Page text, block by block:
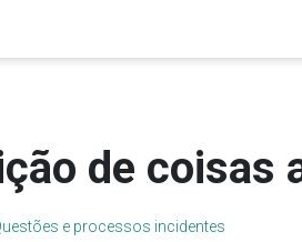
de coisas
e processos incidentes